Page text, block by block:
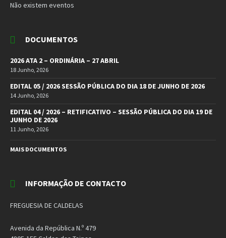
Não existem eventos
DOCUMENTOS
2026 ATA 2 – ORDINÁRIA – 27 ABRIL
18 Junho, 2026
EDITAL 05 / 2026 SESSÃO PÚBLICA DO DIA 18 DE JUNHO DE 2026
14 Junho, 2026
EDITAL 04 / 2026 – RETIFICATIVO – SESSÃO PÚBLICA DO DIA 19 DE
JUNHO DE 2026
11 Junho, 2026
MAIS DOCUMENTOS
INFORMAÇÃO DE CONTACTO
FREGUESIA DE CALDELAS
Avenida da República N.º 479